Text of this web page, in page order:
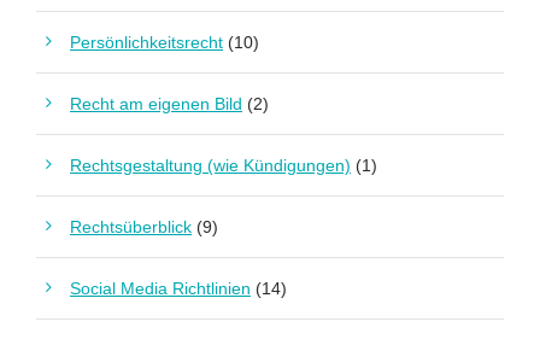
Persönlichkeitsrecht (10)
Recht am eigenen Bild (2)
Rechtsgestaltung (wie Kündigungen) (1)
Rechtsüberblick (9)
Social Media Richtlinien (14)